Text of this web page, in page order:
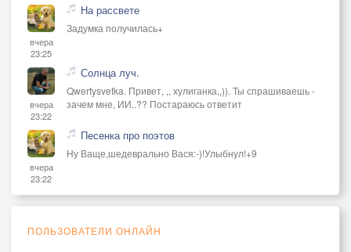
вчера
23:25
На рассвете
Задумка получилась+
вчера
23:22
Солнца луч.
Qwertysvetka. Привет, ,, хулиганка,,)). Ты спрашиваешь -
зачем мне, ИИ..?? Постараюсь ответит
вчера
23:22
Песенка про поэтов
Ну Ваще,шедеврально Вася:-)!Улыбнул!+9
ПОЛЬЗОВАТЕЛИ ОНЛАЙН